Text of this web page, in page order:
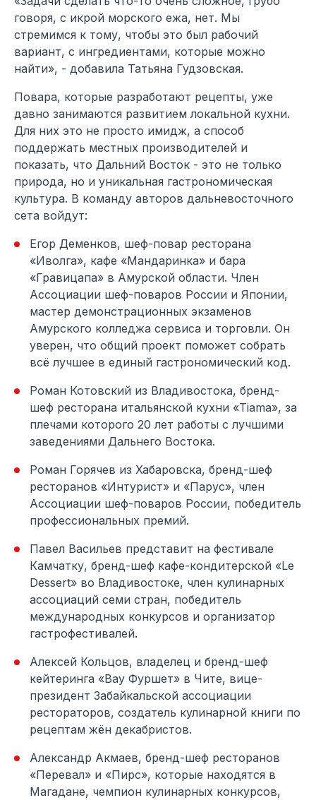
говоря, с икрой морского ежа, нет. Мы
стремимся к тому, чтобы это был рабочий
вариант, с ингредиентами, которые можно
найти», - добавила Татьяна Гудзовская.
Повара, которые разработают рецепты, уже
давно занимаются развитием локальной кухни.
Для них это не просто имидж, а способ
поддержать местных производителей и
показать, что Дальний Восток - это не только
природа, но и уникальная гастрономическая
культура. В команду авторов дальневосточного
сета войдут:
Егор Деменков, шеф-повар ресторана
«Иволга», кафе «Мандаринка» и бара
«Гравицапа» в Амурской области. Член
Ассоциации шеф-поваров России и Японии,
мастер демонстрационных экзаменов
Амурского колледжа сервиса и торговли. Он
уверен, что общий проект поможет собрать
всё лучшее в единый гастрономический код.
Роман Котовский из Владивостока, бренд-
шеф ресторана итальянской кухни «Tiama», за
плечами которого 20 лет работы с лучшими
заведениями Дальнего Востока.
Роман Горячев из Хабаровска, бренд-шеф
ресторанов «Интурист» и «Парус», член
Ассоциации шеф-поваров России, победитель
профессиональных премий.
Павел Васильев представит на фестивале
Камчатку, бренд-шеф кафе-кондитерской «Le
Dessert» во Владивостоке, член кулинарных
ассоциаций семи стран, победитель
международных конкурсов и организатор
гастрофестивалей.
Алексей Кольцов, владелец и бренд-шеф
кейтеринга «Вау Фуршет» в Чите, вице-
президент Забайкальской ассоциации
рестораторов, создатель кулинарной книги по
рецептам жён декабристов.
Александр Акмаев, бренд-шеф ресторанов
«Перевал» и «Пирс», которые находятся в
Магадане, чемпион кулинарных конкурсов,